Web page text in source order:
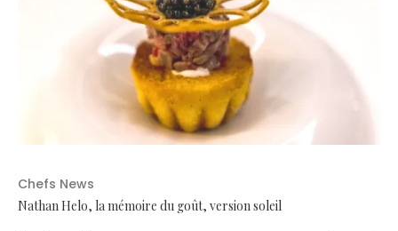
Chefs News
Nathan Helo, la mémoire du goût, version soleil